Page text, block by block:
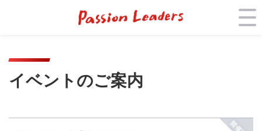
イベントのご案内